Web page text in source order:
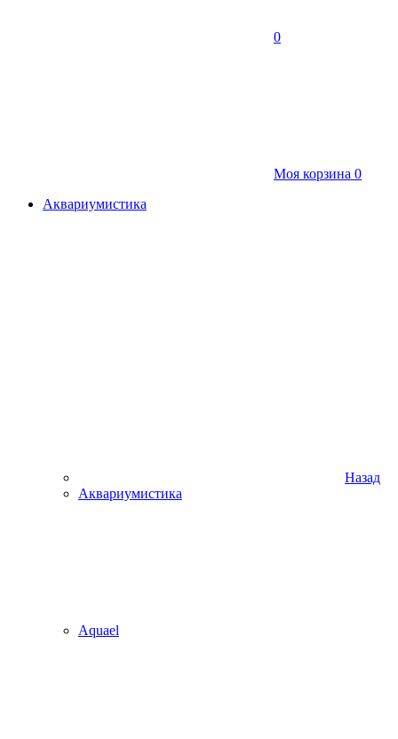
0
Моя корзина 0
Аквариумистика
Назад
Аквариумистика
Aquael